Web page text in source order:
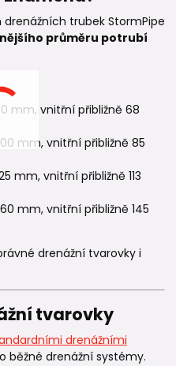
trubek StormPipe
průměru potrubí
mm, vnitřní přibližně 68
mm, vnitřní přibližně 85
mm, vnitřní přibližně 113
mm, vnitřní přibližně 145
drenážní tvarovky i
tvarovky
drenážními
běžné drenážní systémy.